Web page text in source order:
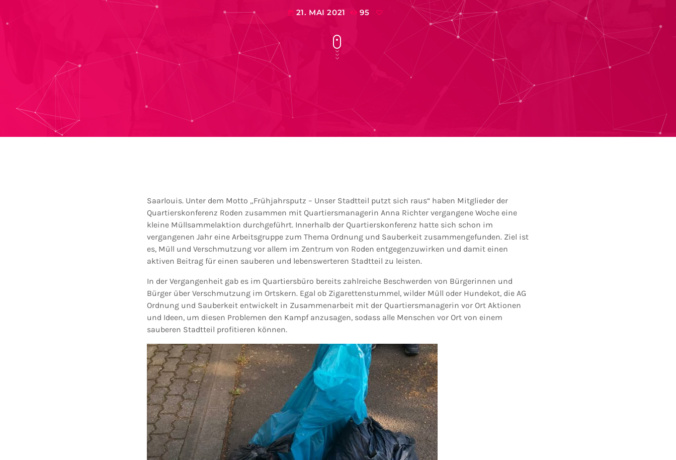
today 21. MAI 2021 95
Saarlouis. Unter dem Motto „Frühjahrsputz – Unser Stadtteil putzt sich raus“ haben Mitglieder der
Quartierskonferenz Roden zusammen mit Quartiersmanagerin Anna Richter vergangene Woche eine
kleine Müllsammelaktion durchgeführt. Innerhalb der Quartierskonferenz hatte sich schon im
vergangenen Jahr eine Arbeitsgruppe zum Thema Ordnung und Sauberkeit zusammengefunden. Ziel ist
es, Müll und Verschmutzung vor allem im Zentrum von Roden entgegenzuwirken und damit einen
aktiven Beitrag für einen sauberen und lebenswerteren Stadtteil zu leisten.
In der Vergangenheit gab es im Quartiersbüro bereits zahlreiche Beschwerden von Bürgerinnen und
Bürger über Verschmutzung im Ortskern. Egal ob Zigarettenstummel, wilder Müll oder Hundekot, die AG
Ordnung und Sauberkeit entwickelt in Zusammenarbeit mit der Quartiersmanagerin vor Ort Aktionen
und Ideen, um diesen Problemen den Kampf anzusagen, sodass alle Menschen vor Ort von einem
sauberen Stadtteil profitieren können.